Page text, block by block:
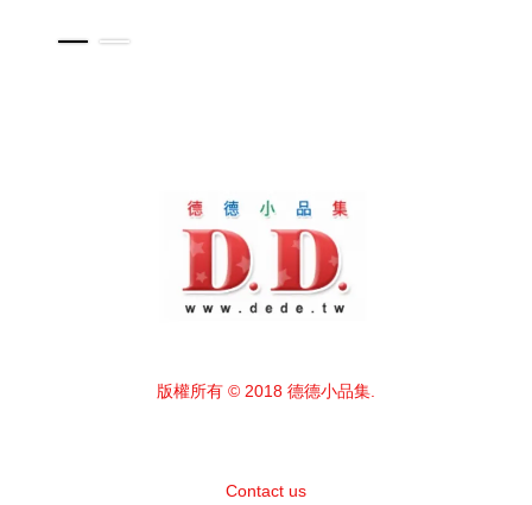
版權所有 © 2018 德德小品集.
Contact us